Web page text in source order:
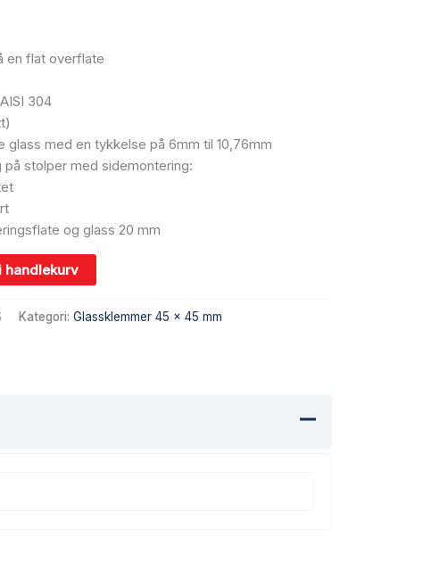
en flat overflate
304
glass med en tykkelse på 6mm til 10,76mm
stolper med sidemontering:
og glass 20 mm
handlekurv
Kategori: Glassklemmer 45 x 45 mm